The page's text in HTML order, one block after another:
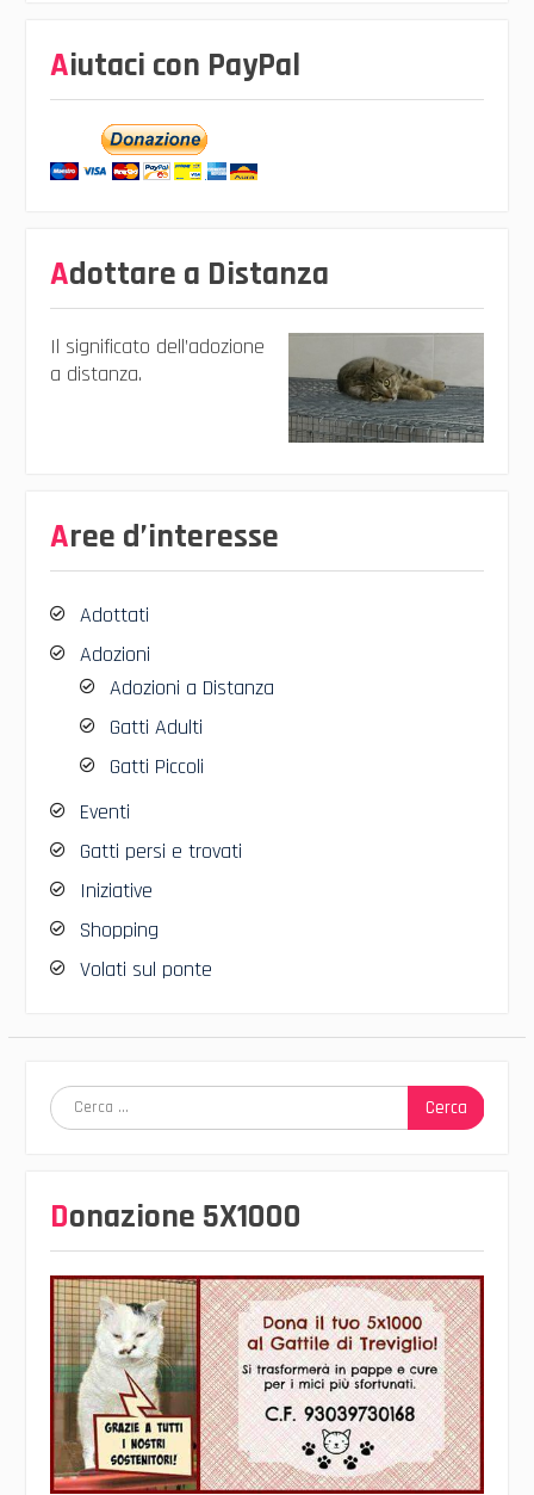
Aiutaci con PayPal
Adottare a Distanza
Il significato dell’adozione
a distanza.
Aree d’interesse
Adottati
Adozioni
Adozioni a Distanza
Gatti Adulti
Gatti Piccoli
Eventi
Gatti persi e trovati
Iniziative
Shopping
Volati sul ponte
Ricerca
per:
Donazione 5X1000